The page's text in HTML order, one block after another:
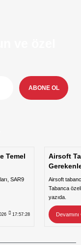
ABONE OL
Temel
SAR9
17:57:28
Airsoft
Airsoft
Tabanca
yazıda.